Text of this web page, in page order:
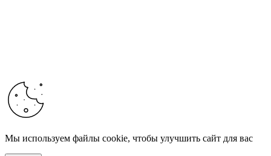
Мы используем файлы cookie, чтобы улучшить сайт для вас